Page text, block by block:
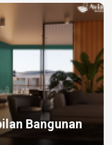
Bangunan